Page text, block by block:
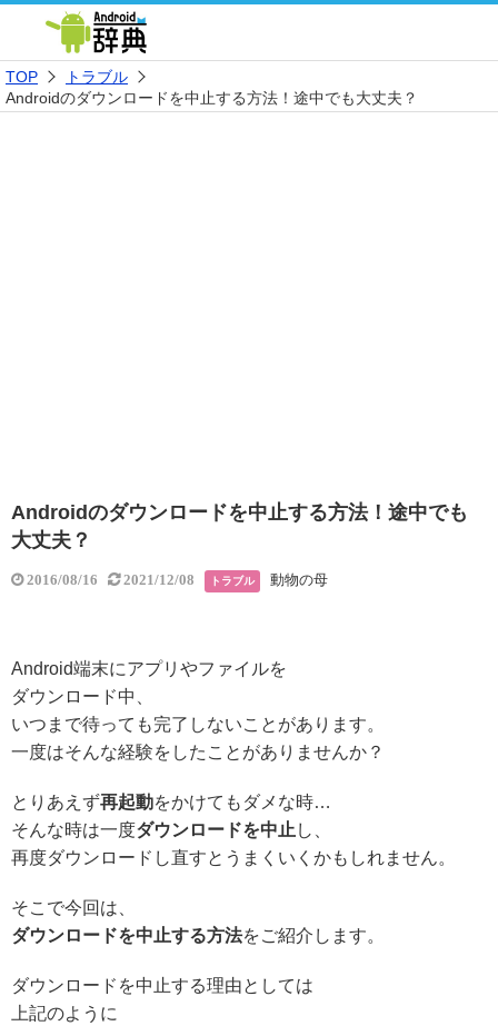
TOP
トラブル
Androidのダウンロードを中止する方法！途中でも大丈夫？
Androidのダウンロードを中止する方法！途中でも
大丈夫？
2016/08/16 2021/12/08 トラブル 動物の母
Android端末にアプリやファイルを
ダウンロード中、
いつまで待っても完了しないことがあります。
一度はそんな経験をしたことがありませんか？
とりあえず再起動をかけてもダメな時…
そんな時は一度ダウンロードを中止 し、
再度ダウンロードし直すとうまくいくかもしれません。
そこで今回は、
ダウンロードを中止する方法をご紹介します。
ダウンロードを中止する理由としては
上記のように